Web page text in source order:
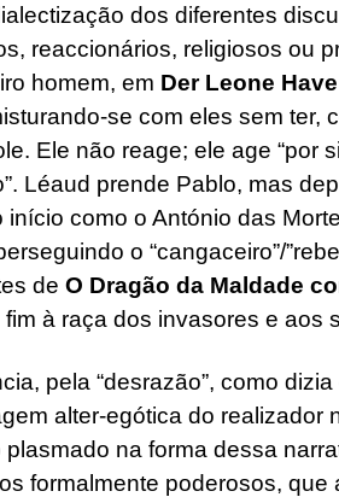
dos diferentes
reaccionários, religiosos ou
homem, em Der Leone
se com eles sem ter,
Ele não reage; ele age “por
Léaud prende Pablo, mas
como o António das
o “cangaceiro”/
de O Dragão da Maldade
à raça dos invasores e aos
pela “desrazão”, como
alter-egótica do realizador
na forma dessa
formalmente poderosos, que